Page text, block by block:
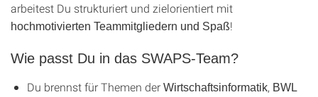
arbeitest Du strukturiert und zielorientiert mit
hochmotivierten Teammitgliedern und Spaß!
Wie passt Du in das SWAPS-Team?
Du brennst für Themen der Wirtschaftsinformatik, BWL